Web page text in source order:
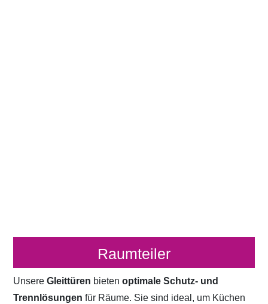
Raumteiler
UnsereGleittüren bietenoptimale Schutz- und
Trennlösungen für Räume. Sie sind ideal, um Küchen